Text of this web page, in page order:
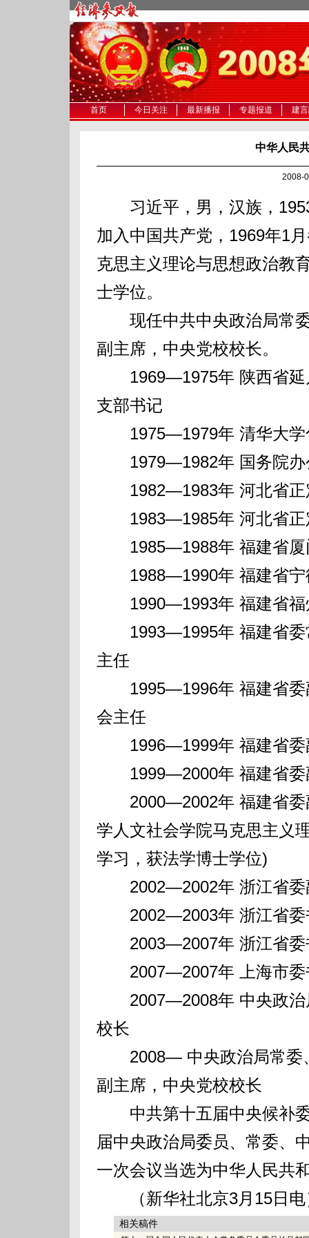
首页 今日关注 最新播报 专题报道 建
中华人民
2008-
习近平，男，汉族，1953
加入中国共产党，1969年1
克思主义理论与思想政治教
士学位。
现任中共中央政治局常委
副主席，中央党校校长。
1969—1975年 陕西省延
支部书记
1975—1979年 清华大学
1979—1982年 国务院办
1982—1983年 河北省正
1983—1985年 河北省正
1985—1988年 福建省厦
1988—1990年 福建省宁
1990—1993年 福建省福
1993—1995年 福建省委
主任
1995—1996年 福建省委
会主任
1996—1999年 福建省委
1999—2000年 福建省委
2000—2002年 福建省委
学人文社会学院马克思主义
学习，获法学博士学位)
2002—2002年 浙江省委
2002—2003年 浙江省委
2003—2007年 浙江省委
2007—2007年 上海市委
2007—2008年 中央政治
校长
2008— 中央政治局常委
副主席，中央党校校长
中共第十五届中央候补委
届中央政治局委员、常委、
一次会议当选为中华人民共
（新华社北京3月15日电
相关稿件